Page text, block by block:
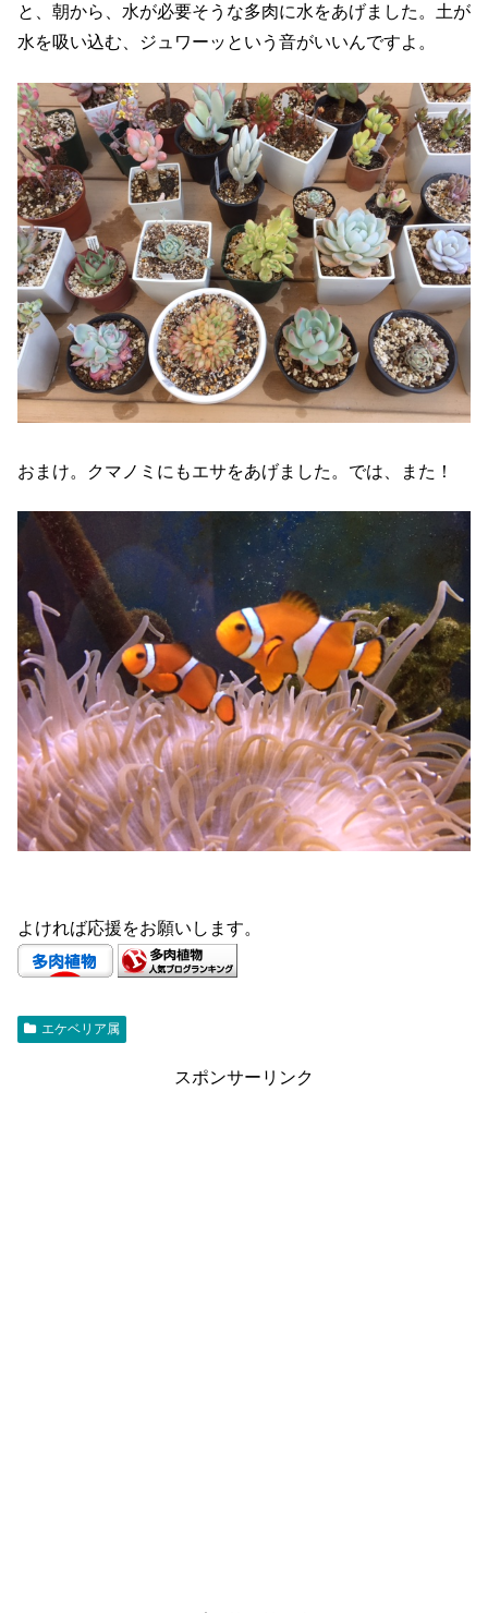
と、朝から、水が必要そうな多肉に水をあげました。土が
水を吸い込む、ジュワーッという音がいいんですよ。
おまけ。クマノミにもエサをあげました。では、また！
よければ応援をお願いします。
エケベリア属
スポンサーリンク